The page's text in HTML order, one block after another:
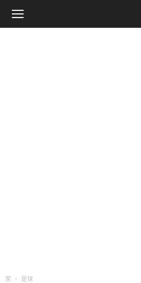
家 足球